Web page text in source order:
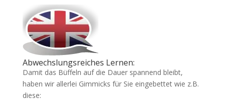
Abwechslungsreiches Lernen:
Damit das Büffeln auf die Dauer spannend bleibt,
haben wir allerlei Gimmicks für Sie eingebettet wie z.B.
diese: